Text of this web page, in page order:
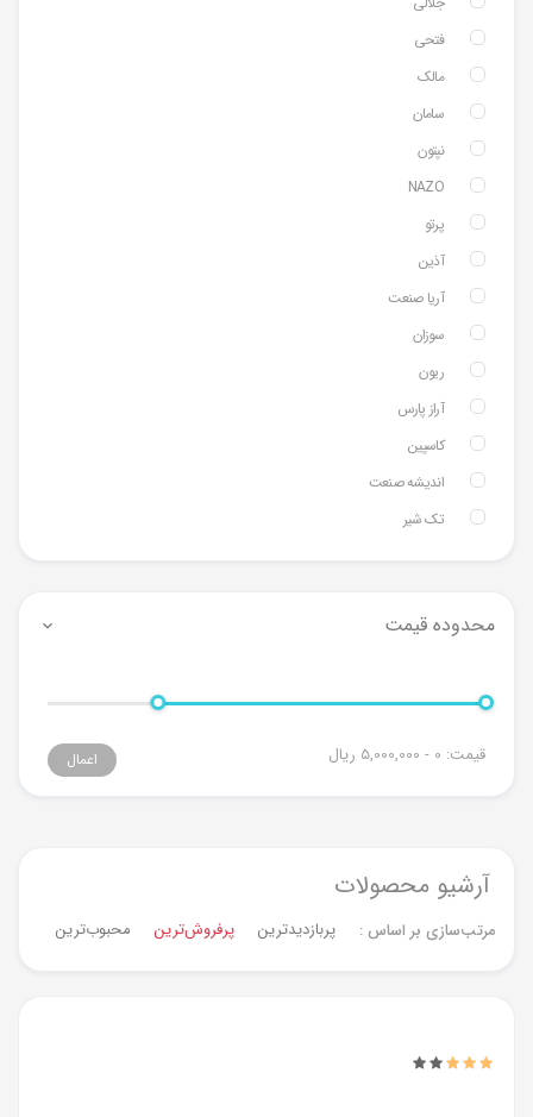
فتحی
مالک
سامان
نپتون
NAZO
پرتو
آذین
آریا صنعت
سوزان
ریون
آراز پارس
کاسپین
اندیشه صنعت
تک شیر
محدوده قیمت
قیمت: 0 - 5,000,000 ریال اعمال
آرشیو محصولات
مرتب‌سازی بر اساس : پربازدیدترین پرفروش‌ترین‌ محبوب‌ترین